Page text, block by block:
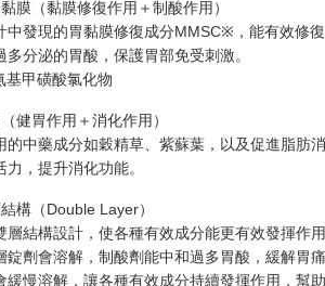
膜（黏膜修復作用＋制酸作用）
中發現的胃黏膜修復成分MMSC※，能有效修
分泌的胃酸，保護胃部免受刺激。
甲磺酸氯化物
健胃作用＋消化作用）
的中藥成分如穀精草、紫蘇葉，以及促進脂肪
，提升消化功能。
構（Double Layer）
層結構設計，使各種有效成分能更有效發揮作
錠劑會溶解，制酸劑能中和過多胃酸，緩解胃
緩慢溶解，讓各種有效成分持續發揮作用，幫